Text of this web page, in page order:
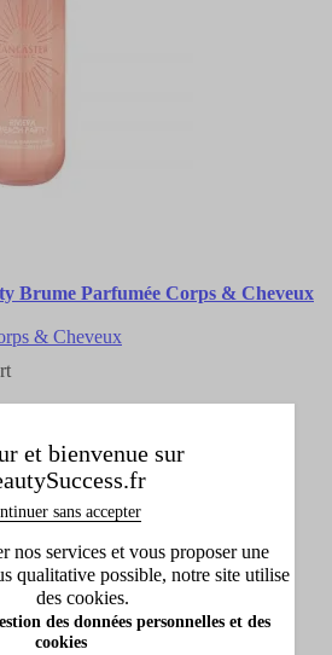
Brume Parfumée Corps & Cheveux
& Cheveux
et bienvenue sur
sans accepter
nos services et vous proposer une
qualitative possible, notre site utilise
des cookies.
des données personnelles et des
cookies